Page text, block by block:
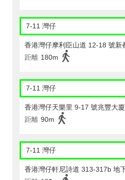
7-11 灣仔
香港灣仔摩利臣山道 12-18 號新
距離 180m
7-11 灣仔
香港灣仔天樂里 9-17 號兆豐大
距離 90m
7-11 灣仔
香港灣仔軒尼詩道 313-317b 地